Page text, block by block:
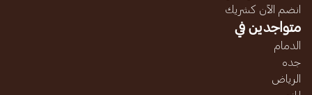
انضم الآن كشريك
متواجدين في
الدمام
جده
الرياض